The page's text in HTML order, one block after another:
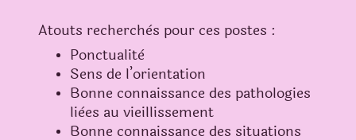
Atouts recherchès pour ces postes :
Ponctualitè
Sens de l’orientation
Bonne connaissance des pathologies
lièes au vieillissement
Bonne connaissance des situations